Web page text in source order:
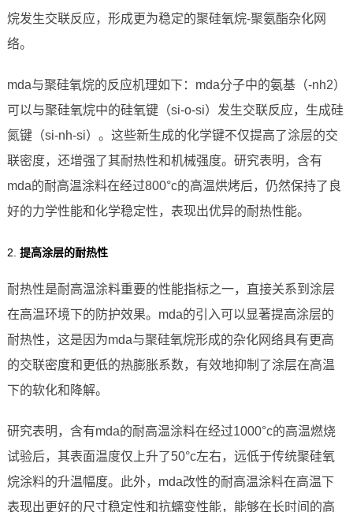
烷发生交联反应，形成更为稳定的聚硅氧烷-聚氨酯杂化网
络。
mda与聚硅氧烷的反应机理如下：mda分子中的氨基（-nh2）
可以与聚硅氧烷中的硅氧键（si-o-si）发生交联反应，生成硅
氮键（si-nh-si）。这些新生成的化学键不仅提高了涂层的交
联密度，还增强了其耐热性和机械强度。研究表明，含有
mda的耐高温涂料在经过800°c的高温烘烤后，仍然保持了良
好的力学性能和化学稳定性，表现出优异的耐热性能。
2. 提高涂层的耐热性
耐热性是耐高温涂料重要的性能指标之一，直接关系到涂层
在高温环境下的防护效果。mda的引入可以显著提高涂层的
耐热性，这是因为mda与聚硅氧烷形成的杂化网络具有更高
的交联密度和更低的热膨胀系数，有效地抑制了涂层在高温
下的软化和降解。
研究表明，含有mda的耐高温涂料在经过1000°c的高温燃烧
试验后，其表面温度仅上升了50°c左右，远低于传统聚硅氧
烷涂料的升温幅度。此外，mda改性的耐高温涂料在高温下
表现出更好的尺寸稳定性和抗蠕变性能，能够在长时间的高